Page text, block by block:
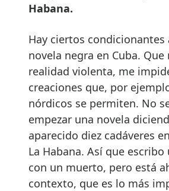
Habana.
Hay ciertos condicionantes
novela negra en Cuba. Que
realidad violenta, me
creaciones que, por
nórdicos se permiten. No
empezar una novela
aparecido diez cadáveres
La Habana. Así que escribo
con un muerto, pero está
contexto, que es lo más